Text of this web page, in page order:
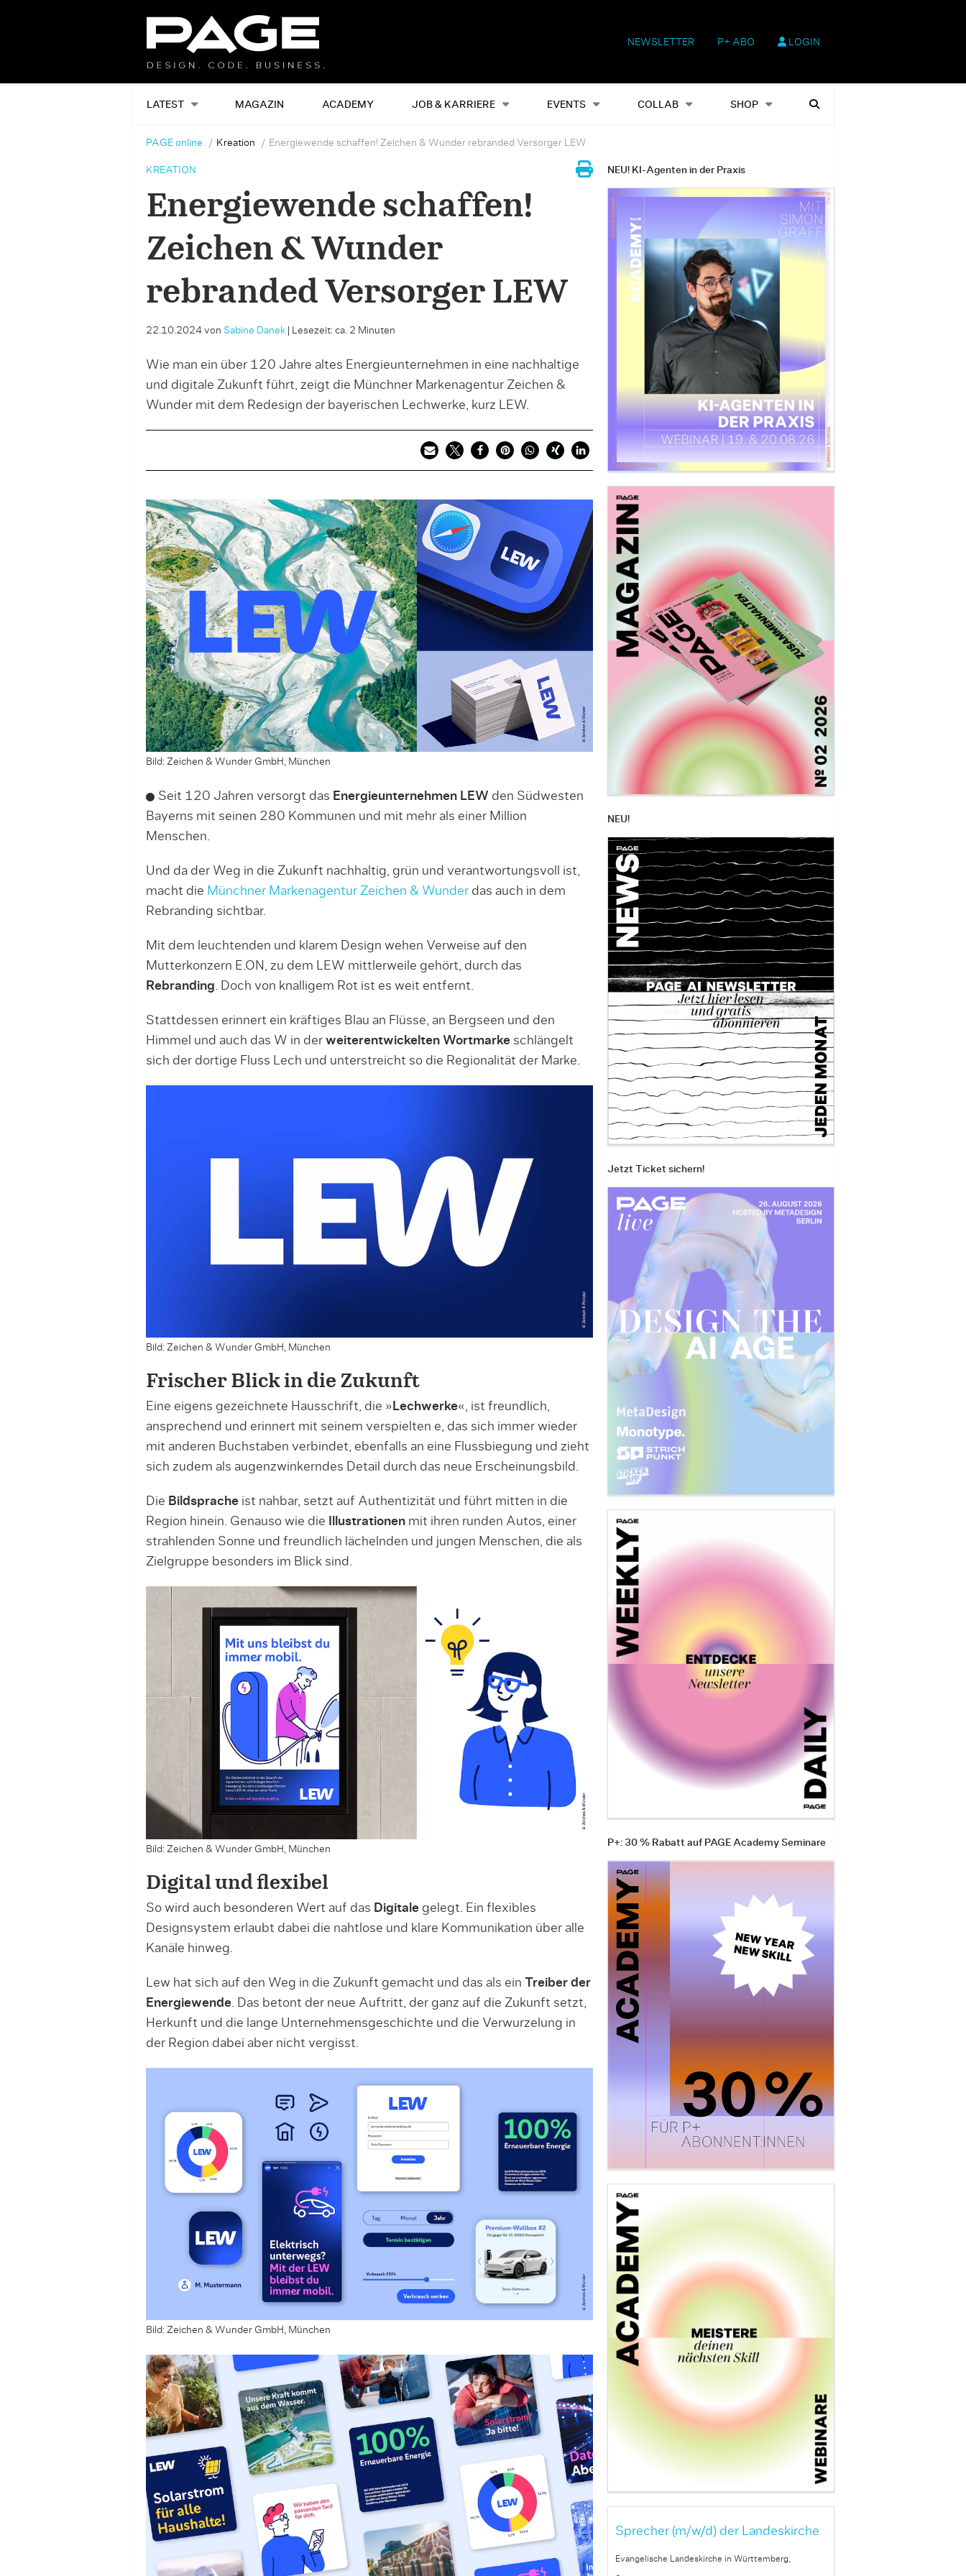
NEWSLETTER P+ ABO LOGIN
LATEST MAGAZIN ACADEMY JOB & KARRIERE EVENTS COLLAB SHOP
Alles Events Shop Heftausgaben Suchen
PAGE online Kreation Energiewende schaffen! Zeichen & Wunder rebranded Versorger LEW
KREATION
Energiewende schaffen!
Zeichen & Wunder
rebranded Versorger LEW
22.10.2024 von Sabine Danek| Lesezeit: ca. 2 Minuten
Wie man ein über 120 Jahre altes Energieunternehmen in eine nachhaltige
und digitale Zukunft führt, zeigt die Münchner Markenagentur Zeichen &
Wunder mit dem Redesign der bayerischen Lechwerke, kurz LEW.
Bild: Zeichen & Wunder GmbH, München
Seit 120 Jahren versorgt das Energieunternehmen LEW den Südwesten
Bayerns mit seinen 280 Kommunen und mit mehr als einer Million
Menschen.
Und da der Weg in die Zukunft nachhaltig, grün und verantwortungsvoll ist,
macht die Münchner Markenagentur Zeichen & Wunderdas auch in dem
Rebranding sichtbar.
Mit dem leuchtenden und klarem Design wehen Verweise auf den
Mutterkonzern E.ON, zu dem LEW mittlerweile gehört, durch das
Rebranding. Doch von knalligem Rot ist es weit entfernt.
Stattdessen erinnert ein kräftiges Blau an Flüsse, an Bergseen und den
Himmel und auch das W in der weiterentwickelten Wortmarkeschlängelt
sich der dortige Fluss Lech und unterstreicht so die Regionalität der Marke.
Bild: Zeichen & Wunder GmbH, München
Frischer Blick in die Zukunft
Eine eigens gezeichnete Hausschrift, die » Lechwerke«, ist freundlich,
ansprechend und erinnert mit seinem verspielten e, das sich immer wieder
mit anderen Buchstaben verbindet, ebenfalls an eine Flussbiegung und zieht
sich zudem als augenzwinkerndes Detail durch das neue Erscheinungsbild.
Die Bildspracheist nahbar, setzt auf Authentizität und führt mitten in die
Region hinein. Genauso wie die
Illustrationenmit ihren runden Autos, einer
strahlenden Sonne und freundlich lächelnden und jungen Menschen, die als
Zielgruppe besonders im Blick sind.
Bild: Zeichen & Wunder GmbH, München
Digital und flexibel
So wird auch besonderen Wert auf das Digitalegelegt. Ein flexibles
Designsystem erlaubt dabei die nahtlose und klare Kommunikation über alle
Kanäle hinweg.
Lew hat sich auf den Weg in die Zukunft gemacht und das als ein Treiber der
Energiewende. Das betont der neue Auftritt, der ganz auf die Zukunft setzt,
Herkunft und die lange Unternehmensgeschichte und die Verwurzelung in
der Region dabei aber nicht vergisst.
Bild: Zeichen & Wunder GmbH, München
NEU! KI-Agenten in der Praxis
NEU!
Jetzt Ticket sichern!
P+: 30 % Rabatt auf PAGE Academy Seminare
Sprecher (m/w/d) der Landeskirche
Evangelische Landeskirche in Württemberg,